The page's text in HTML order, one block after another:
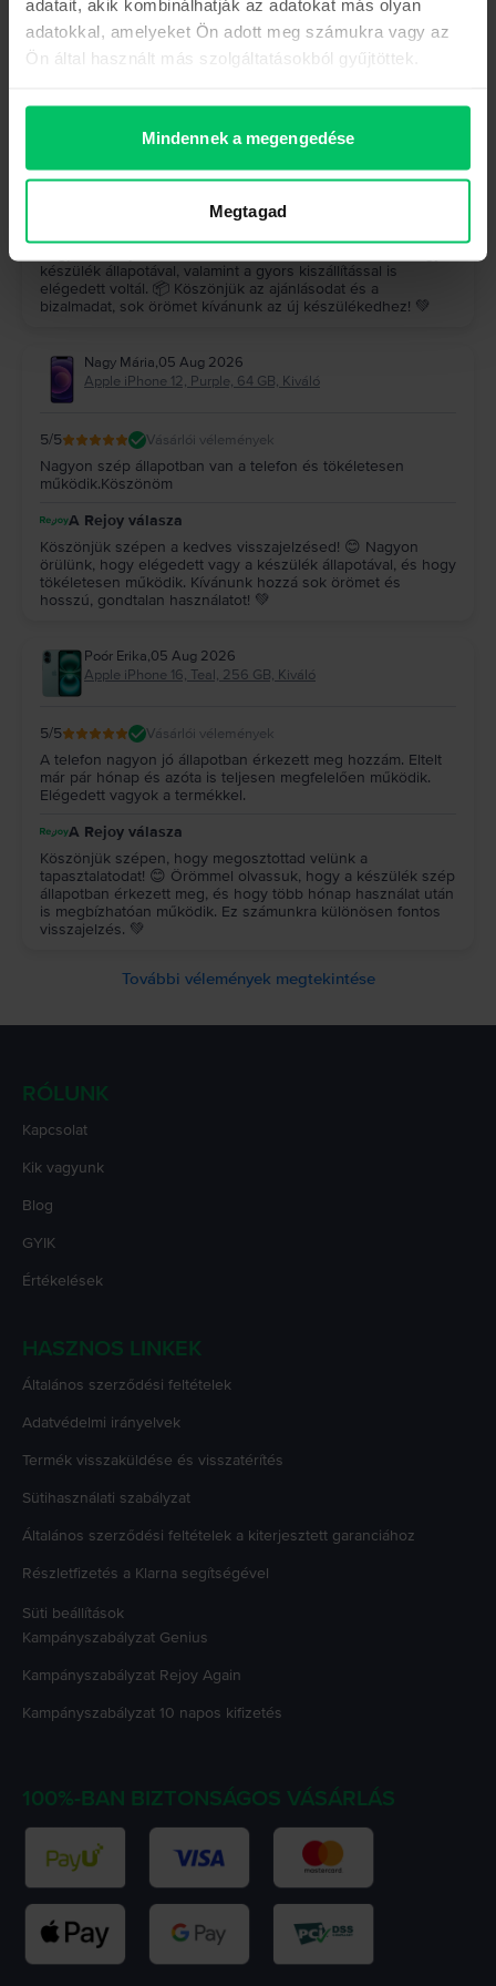
adatait, akik kombinálhatják az adatokat más olyan
adatokkal, amelyeket Ön adott meg számukra vagy az
Ön által használt más szolgáltatásokból gyűjtöttek.
Mindennek a megengedése
Megtagad
Hock József,05 Aug 2026
Samsung Galaxy S23 Ultra 5G Dual Sim, Graphite, 512 GB,
Kiváló
pontos, minden kifogástalanul működik, felülmúlta a
jár
készülék állapotával, valamint a gyors kiszállítással is
elégedett voltál. 📦 Köszönjük az ajánlásodat és a
bizalmadat, sok örömet kívánunk az új készülékedhez! 💚
Nagy Mária,05 Aug 2026
Apple iPhone 12, Purple, 64 GB, Kiváló
5/5 Vásárlói vélemények
Nagyon szép állapotban van a telefon és tökéletesen
működik.Köszönöm
A Rejoy válasza
Köszönjük szépen a kedves visszajelzésed! 😊 Nagyon
örülünk, hogy elégedett vagy a készülék állapotával, és hogy
tökéletesen működik. Kívánunk hozzá sok örömet és
hosszú, gondtalan használatot! 💚
Poór Erika,05 Aug 2026
Apple iPhone 16, Teal, 256 GB, Kiváló
5/5 Vásárlói vélemények
A telefon nagyon jó állapotban érkezett meg hozzám. Eltelt
már pár hónap és azóta is teljesen megfelelően működik.
Elégedett vagyok a termékkel.
A Rejoy válasza
Köszönjük szépen, hogy megosztottad velünk a
tapasztalatodat! 😊 Örömmel olvassuk, hogy a készülék szép
állapotban érkezett meg, és hogy több hónap használat után
is megbízhatóan működik. Ez számunkra különösen fontos
visszajelzés. 💚
További vélemények megtekintése
RÓLUNK
Kapcsolat
Kik vagyunk
Blog
GYIK
Értékelések
HASZNOS LINKEK
Általános szerződési feltételek
Adatvédelmi irányelvek
Termék visszaküldése és visszatérítés
Sütihasználati szabályzat
Általános szerződési feltételek a kiterjesztett garanciához
Részletfizetés a Klarna segítségével
Süti beállítások
Kampányszabályzat Genius
Kampányszabályzat Rejoy Again
Kampányszabályzat 10 napos kifizetés
100%-BAN BIZTONSÁGOS VÁSÁRLÁS